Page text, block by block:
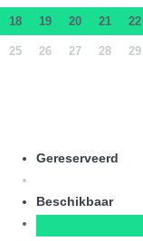
18 19 20 21 22
25 26 27 28 29
Gereserveerd
Beschikbaar